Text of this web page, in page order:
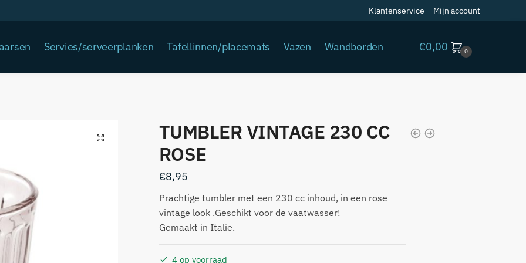
Klantenservice Mijn account
Servies/serveerplanken Tafellinnen/placemats Vazen Wandborden €0,00 0
TUMBLER VINTAGE 230 CC
ROSE
€8,95
Prachtige tumbler met een 230 cc inhoud, in een rose
vintage look .Geschikt voor de vaatwasser!
Gemaakt in Italie.
4 op voorraad